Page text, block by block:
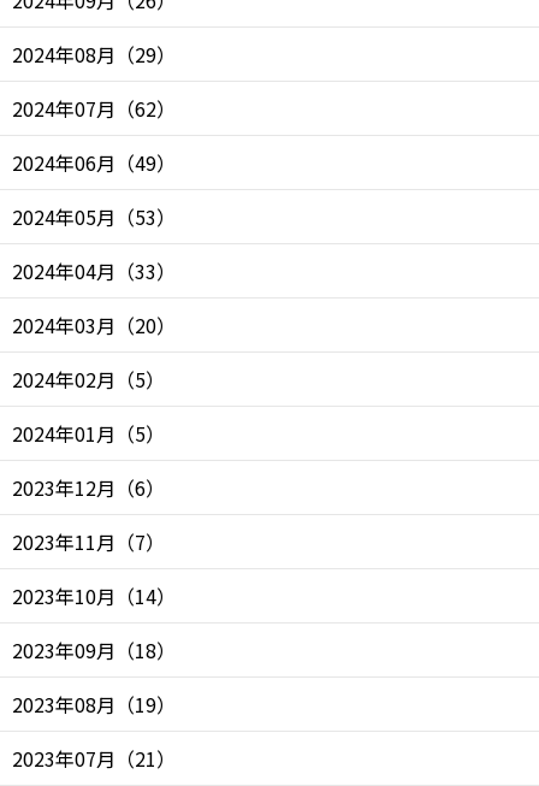
2024年08月 （29）
2024年07月 （62）
2024年06月 （49）
2024年05月 （53）
2024年04月 （33）
2024年03月 （20）
2024年02月 （5）
2024年01月 （5）
2023年12月 （6）
2023年11月 （7）
2023年10月 （14）
2023年09月 （18）
2023年08月 （19）
2023年07月 （21）